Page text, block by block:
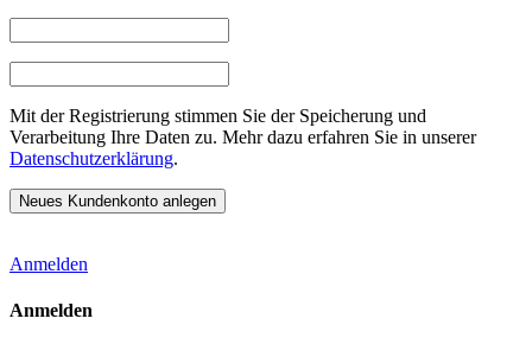
Mit der Registrierung stimmen Sie der Speicherung und
Verarbeitung Ihre Daten zu. Mehr dazu erfahren Sie in unserer
Datenschutzerklärung.
Anmelden
Anmelden